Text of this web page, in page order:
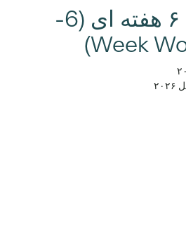
طرح تمرینی ۶ هفته ای (6-
Week